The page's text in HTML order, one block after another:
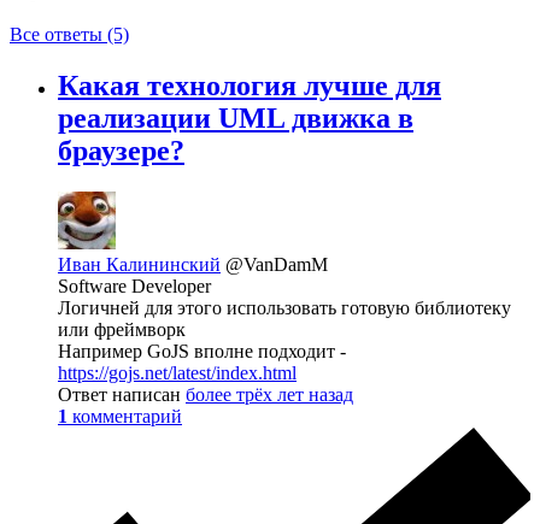
Все ответы (5)
Какая технология лучше для
реализации UML движка в
браузере?
Иван Калининский @VanDamM
Software Developer
Логичней для этого использовать готовую библиотеку
или фреймворк
Например GoJS вполне подходит -
https://gojs.net/latest/index.html
Ответ написан более трёх лет назад
1 комментарий